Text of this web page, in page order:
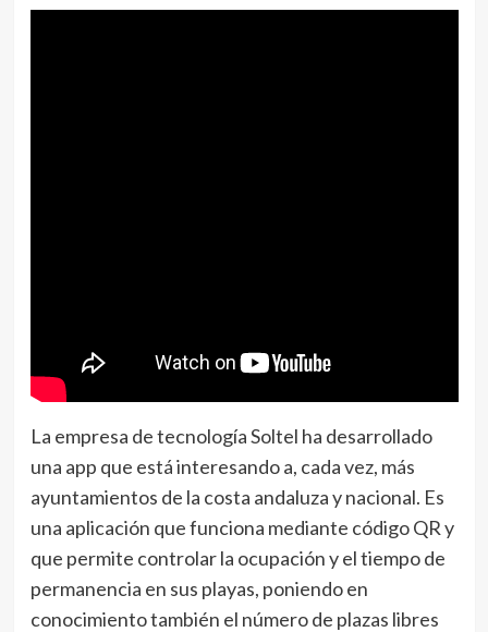
La empresa de tecnología Soltel ha desarrollado
una app que está interesando a, cada vez, más
ayuntamientos de la costa andaluza y nacional. Es
una aplicación que funciona mediante código QR y
que permite controlar la ocupación y el tiempo de
permanencia en sus playas, poniendo en
conocimiento también el número de plazas libres